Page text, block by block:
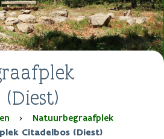
Natuurbegraafplek
Citadelbos (Diest)